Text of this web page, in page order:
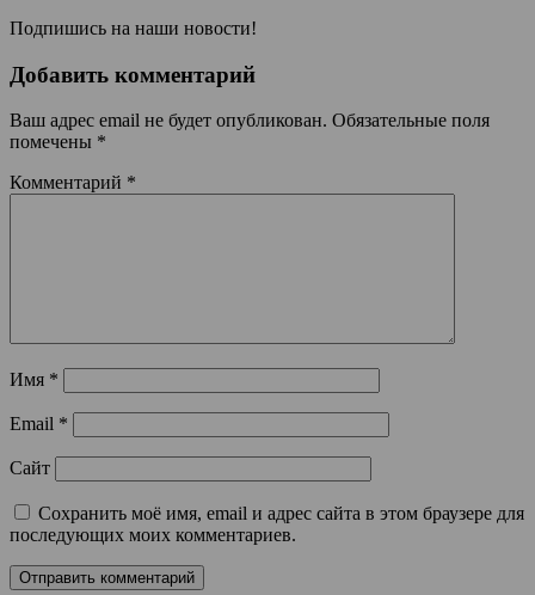
Подпишись на наши новости!
Добавить комментарий
Ваш адрес email не будет опубликован. Обязательные поля
помечены *
Комментарий *
Имя *
Email *
Сайт
Сохранить моё имя, email и адрес сайта в этом браузере для
последующих моих комментариев.